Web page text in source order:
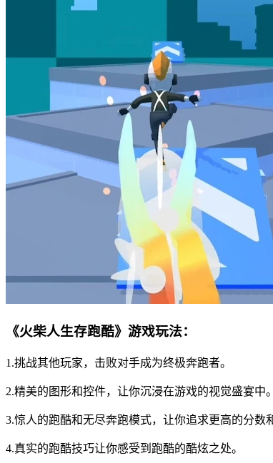
《火柴人生存跑酷》游戏玩法：
1.挑战其他玩家，击败对手成为终极奔跑者。
2.精美的图形和控件，让你沉浸在游戏的视觉盛宴中。
3.惊人的跑酷和无尽奔跑模式，让你追求更高的分数
4.真实的跑酷技巧让你感受到跑酷的酷炫之处。